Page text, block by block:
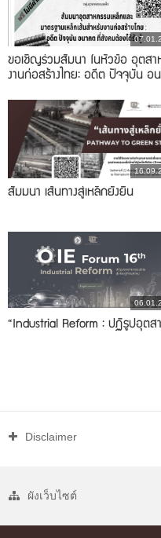
ขอเชิญร่วมสัมนา ในหัวข้อ อุตสา
งานก่อสร้างไทย: อดีต ปัจจุบัน อ
สัมมนา เส้นทางสู่เหล็กยั่งยืน
“Industrial Reform : ปฏิรูปอุตส
Disclaimer
ผังเว็บไซต์